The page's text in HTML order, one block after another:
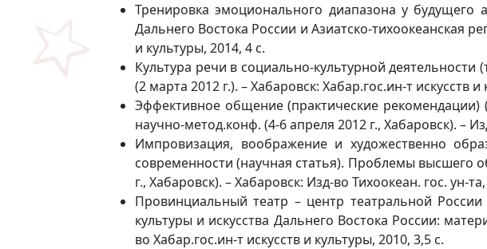
Тренировка эмоционального диапазона у будущего
Дальнего Востока России и Азиатско-тихоокеанская
и культуры, 2014, 4 с.
Культура речи в социально-культурной
(2 марта 2012 г.). – Хабаровск: Хабар.гос.ин-т искусств и
Эффективное общение (практические
научно-метод.конф. (4-6 апреля 2012 г., Хабаровск). –
Импровизация, воображение и художественно
современности (научная статья). Проблемы высшего
г., Хабаровск). – Хабаровск: Изд-во Тихоокеан. гос. ун-
Провинциальный театр – центр театральной
культуры и искусства Дальнего Востока России:
во Хабар.гос.ин-т искусств и культуры, 2010, 3,5 с.